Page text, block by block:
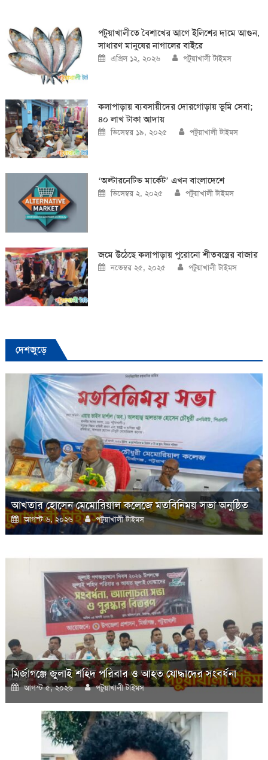
পটুয়াখালীতে বৈশাখের আগে ইলিশের দামে আগুন,
সাধারণ মানুষের নাগালের বাইরে
Posted
on
এপ্রিল ১২, ২০২৬ Author
পটুয়াখালী টাইমস
কলাপাড়ায় ব্যবসায়ীদের দোরগোড়ায় ভূমি সেবা;
৪০ লাখ টাকা আদায়
Posted
on
ডিসেম্বর ১৯, ২০২৫ Author
পটুয়াখালী টাইমস
‘অল্টারনেটিভ মার্কেট’ এখন বাংলাদেশে
Posted
on
ডিসেম্বর ২, ২০২৫ Author
পটুয়াখালী টাইমস
জমে উঠেছে কলাপাড়ায় পুরোনো শীতবস্ত্রের বাজার
Posted
on
নভেম্বর ২৫, ২০২৫ Author
পটুয়াখালী টাইমস
দেশজুড়ে
আখতার হোসেন মেমোরিয়াল কলেজে মতবিনিময় সভা অনুষ্ঠিত
Posted
on
আগস্ট ৬, ২০২৬ Author
পটুয়াখালী টাইমস
মির্জাগঞ্জে জুলাই শহিদ পরিবার ও আহত যোদ্ধাদের সংবর্ধনা
Posted
on
আগস্ট ৫, ২০২৬ Author
পটুয়াখালী টাইমস